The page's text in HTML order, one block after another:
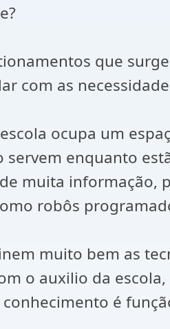
que
com as
ocupa um
enquanto
muita informação,
robôs
muito bem as
o auxilio da
é